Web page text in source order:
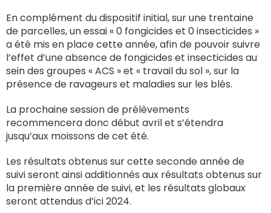
En complément du dispositif initial, sur une trentaine
de parcelles, un essai « 0 fongicides et 0 insecticides »
a été mis en place cette année, afin de pouvoir suivre
l’effet d’une absence de fongicides et insecticides au
sein des groupes « ACS » et « travail du sol », sur la
présence de ravageurs et maladies sur les blés.
La prochaine session de prélèvements
recommencera donc début avril et s’étendra
jusqu’aux moissons de cet été.
Les résultats obtenus sur cette seconde année de
suivi seront ainsi additionnés aux résultats obtenus sur
la première année de suivi, et les résultats globaux
seront attendus d’ici 2024.